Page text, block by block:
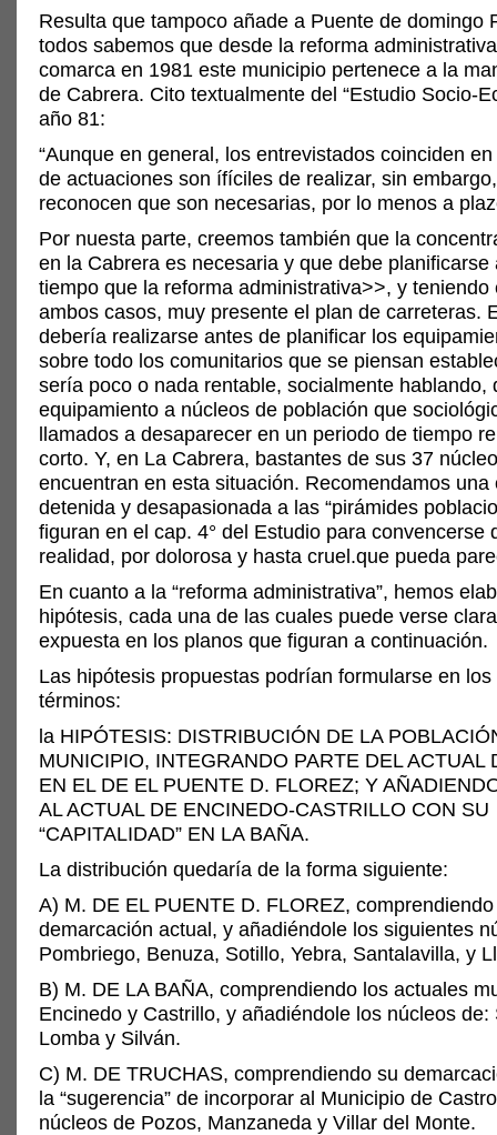
Resulta que tampoco añade a Puente de domingo
todos sabemos que desde la reforma
comarca en 1981 este municipio pertenece a la
de Cabrera. Cito textualmente del “Estudio Socio-
año 81:
“Aunque en general, los entrevistados coinciden
de actuaciones son ífíciles de realizar, sin
reconocen que son necesarias, por lo menos a
Por nuesta parte, creemos también que la
en la Cabrera es necesaria y que debe planificarse
tiempo que la reforma administrativa>>, y teniendo
ambos casos, muy presente el plan de carreteras.
debería realizarse antes de planificar los
sobre todo los comunitarios que se piensan
sería poco o nada rentable, socialmente hablando,
equipamiento a núcleos de población que
llamados a desaparecer en un periodo de tiempo
corto. Y, en La Cabrera, bastantes de sus 37
encuentran en esta situación. Recomendamos una
detenida y desapasionada a las “pirámides
figuran en el cap. 4° del Estudio para convencerse
realidad, por dolorosa y hasta cruel.que pueda
En cuanto a la “reforma administrativa”, hemos
hipótesis, cada una de las cuales puede verse
expuesta en los planos que figuran a continuación.
Las hipótesis propuestas podrían formularse en
términos:
la HIPÓTESIS: DISTRIBUCIÓN DE LA
MUNICIPIO, INTEGRANDO PARTE DEL ACTUAL
EN EL DE EL PUENTE D. FLOREZ; Y
AL ACTUAL DE ENCINEDO-CASTRILLO CON SU
“CAPITALIDAD” EN LA BAÑA.
La distribución quedaría de la forma siguiente:
A) M. DE EL PUENTE D. FLOREZ,
demarcación actual, y añadiéndole los siguientes
Pombriego, Benuza, Sotillo, Yebra, Santalavilla, y
B) M. DE LA BAÑA, comprendiendo los actuales
Encinedo y Castrillo, y añadiéndole los núcleos de:
Lomba y Silván.
C) M. DE TRUCHAS, comprendiendo su
la “sugerencia” de incorporar al Municipio de
núcleos de Pozos, Manzaneda y Villar del Monte.